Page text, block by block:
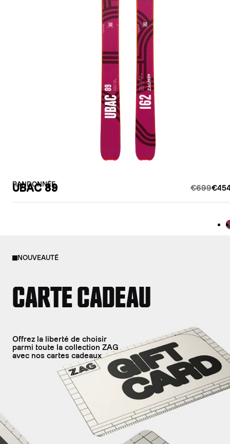
RANDONNÉE
UBAC 89 €699
NOUVEAUTÉ
CARTE CADEAU
Offrez la liberté de choisir
parmi toute la collection ZAG
avec nos cartes cadeaux